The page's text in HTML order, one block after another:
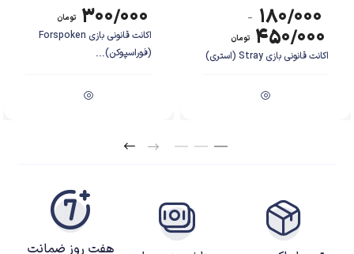
۱۸۰/۰۰۰ –
۴۵۰/۰۰۰ تومان
اکانت قانونی بازی Stray (استری)
۳۰۰/۰۰۰ تومان
اکانت قانونی بازی Forspoken
(فوراسپوکن)...
هفت روز ضمانت